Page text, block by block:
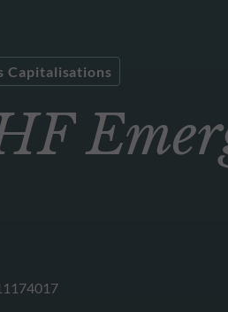
Capitalisations